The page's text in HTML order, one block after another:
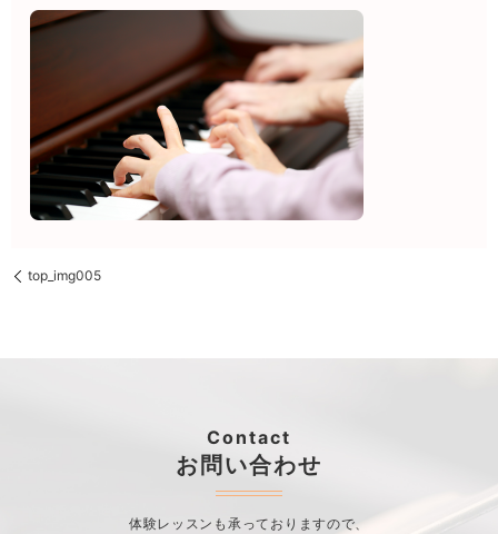
top_img005
Contact
お問い合わせ
体験レッスンも承っておりますので、